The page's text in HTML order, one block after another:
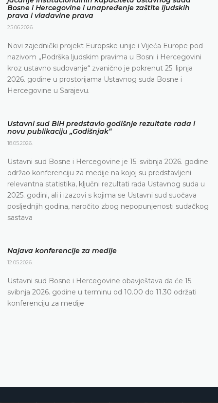
Bosne i Hercegovine i unapređenje zaštite ljudskih
prava i vladavine prava
25.06.2026.
Novi zajednički projekt Europske unije i Vijeća Europe pod
nazivom „Podrška ljudskim pravima u Bosni i Hercegovini
kroz ustavno sudovanje“ zvanično je pokrenut 25. lipnja
2026. godine u prostorijama Ustavnog suda Bosne i
Hercegovine u Sarajevu.
Ustavni sud BiH predstavio godišnje rezultate rada i
novu publikaciju „Godišnjak“
18.05.2026.
Ustavni sud Bosne i Hercegovine je 15. svibnja 2026. godine
održao konferenciju za medije na kojoj su predstavljeni
relevantna statistika, ključni rezultati rada Ustavnog suda u
2025. godini, ali i izazovi s kojima se Ustavni sud suočava
posljednjih godina, naročito zbog nepopunjenosti sudačkog
sastava
Najava konferencije za medije
12.05.2026.
Ustavni sud Bosne i Hercegovine obavještava da će 15.
svibnja 2026. godine u terminu od 10.00 do 11.30 održati
konferenciju za medije